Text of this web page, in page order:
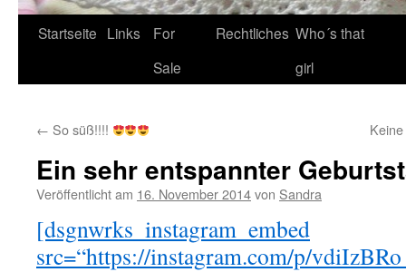
Startseite Links
For
Sale
Rechtliches Who´s that
girl
← So süß!!!!
Ein sehr entspannter
Veröffentlicht am 16. November 2014von Sandra
[dsgnwrks_instagram_embed
src=“https://instagram.com/p/